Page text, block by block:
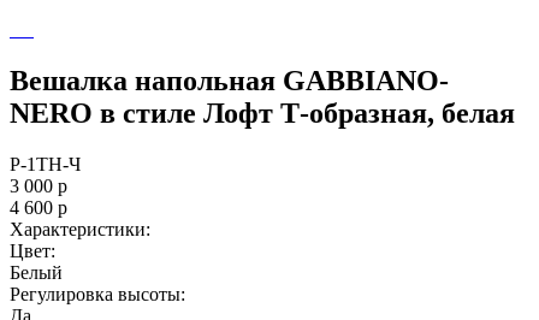
Вешалка напольная GABBIANO-
NERO в стиле Лофт Т-образная, белая
Р-1ТН-Ч
3 000 р
4 600 р
Характеристики:
Цвет:
Белый
Регулировка высоты:
Да